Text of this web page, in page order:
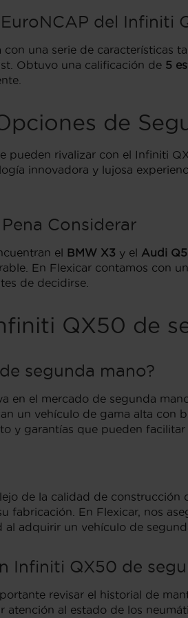
del Infiniti
una serie de características
Obtuvo una calificación de 5
de
pueden rivalizar con el Infiniti
innovadora y lujosa
Considerar
el BMW X3 y el Audi Q5
En Flexicar contamos con
de decidirse.
QX50 de
segunda mano?
en el mercado de segunda
un vehículo de gama alta con
y garantías que pueden facilitar
de la calidad de construcción
fabricación. En Flexicar, nos
adquirir un vehículo de
Infiniti QX50 de
revisar el historial de
atención al estado de los